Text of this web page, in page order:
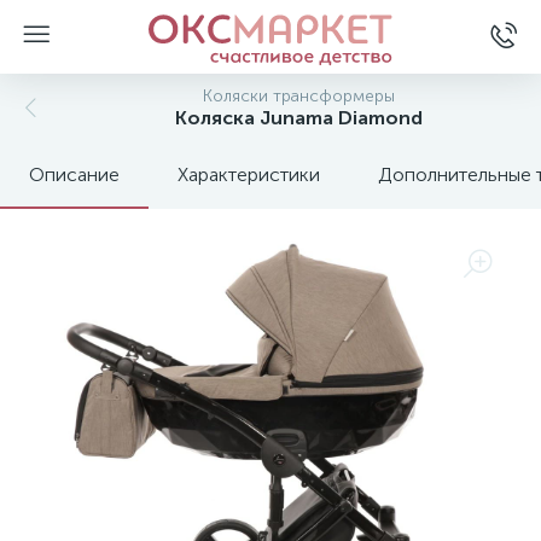
Коляски трансформеры
Коляска Junama Diamond
Описание Характеристики Дополнительные